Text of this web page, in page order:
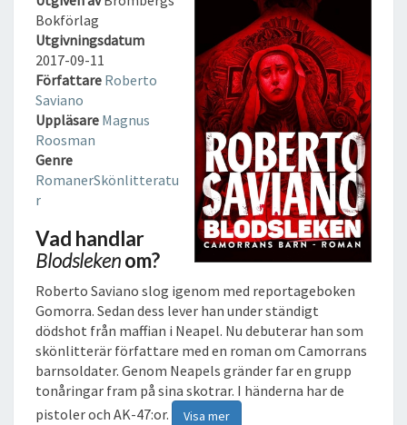
K
E
N
L
J
U
D
B
O
K
Bokförlag
Utgivningsdatum
2017-09-11
Författare Roberto
Saviano
Uppläsare Magnus
Roosman
Genre
RomanerSkönlitteratu
r
Vad handlar
Blodslekenom?
Roberto Saviano slog igenom med reportageboken
Gomorra. Sedan dess lever han under ständigt
dödshot från maffian i Neapel. Nu debuterar han som
skönlitterär författare med en roman om Camorrans
barnsoldater. Genom Neapels gränder far en grupp
tonåringar fram på sina skotrar. I händerna har de
pistoler och AK-47:or.
Visa mer